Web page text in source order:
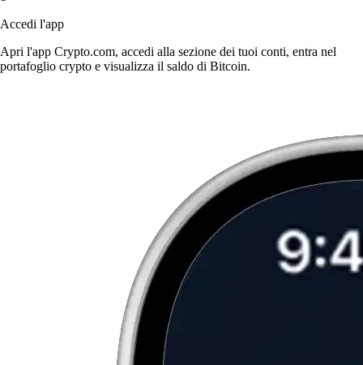
Accedi l'app
Apri l'app Crypto.com, accedi alla sezione dei tuoi conti, entra nel
portafoglio crypto e visualizza il saldo di Bitcoin.